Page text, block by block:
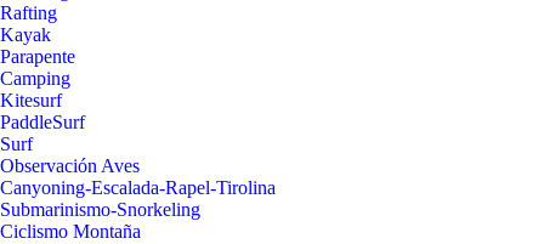
Rafting
Kayak
Parapente
Camping
Kitesurf
PaddleSurf
Surf
Observación Aves
Canyoning-Escalada-Rapel-Tirolina
Submarinismo-Snorkeling
Ciclismo Montaña